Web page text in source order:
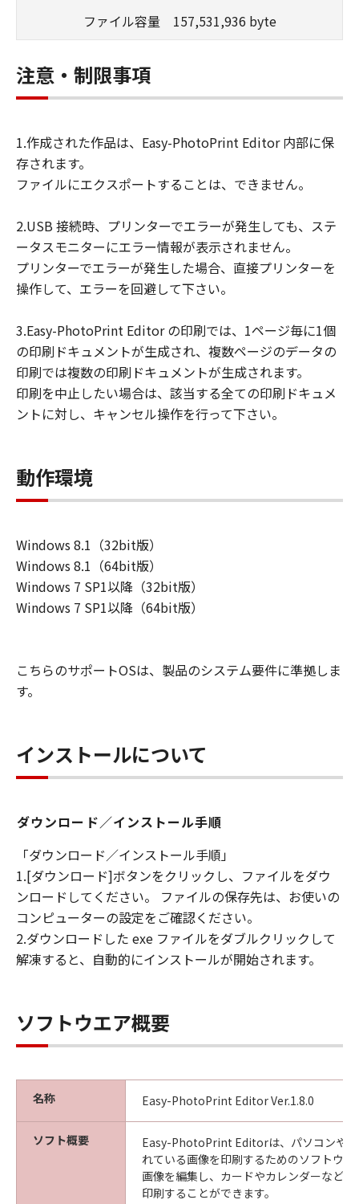
ていかなる保証もいたしません。
キヤノン、キヤノンマーケティングジャパ
ン株式会社およびキヤノンのライセンサー
は、本ソフトウェアの使用に付随または関
連して生ずる直接的または間接的な損失、
一切の責任を負いません。
ユーザーは、日本国政府または該当国の政
府より必要な許可等を得ることなしに、本
ソフトウェアの全部または一部を、直接ま
たは間接に輸出してはなりません。
ファイル容量 157,531,936 byte
注意・制限事項
1.作成された作品は、Easy-PhotoPrint Editor 内部に保
存されます。
ファイルにエクスポートすることは、できません。
2.USB 接続時、プリンターでエラーが発生しても、ステ
ータスモニターにエラー情報が表示されません。
プリンターでエラーが発生した場合、直接プリンターを
操作して、エラーを回避して下さい。
3.Easy-PhotoPrint Editor の印刷では、1ページ毎に1個
の印刷ドキュメントが生成され、複数ページのデータの
印刷では複数の印刷ドキュメントが生成されます。
印刷を中止したい場合は、該当する全ての印刷ドキュメ
ントに対し、キャンセル操作を行って下さい。
動作環境
Windows 8.1（32bit版）
Windows 8.1（64bit版）
Windows 7 SP1以降（32bit版）
Windows 7 SP1以降（64bit版）
こちらのサポートOSは、製品のシステム要件に準拠しま
す。
インストールについて
ダウンロード／インストール手順
「ダウンロード／インストール手順」
1.[ダウンロード]ボタンをクリックし、ファイルをダウ
ンロードしてください。 ファイルの保存先は、お使いの
コンピューターの設定をご確認ください。
2.ダウンロードした exe ファイルをダブルクリックして
解凍すると、自動的にインストールが開始されます。
ソフトウエア概要
名称 Easy-PhotoPrint Editor Ver.1.8.0
ソフト概要
Easy-PhotoPrint Editorは、パソコンや
れている画像を印刷するためのソフトウエ
画像を編集し、カードやカレンダーなど
印刷することができます。